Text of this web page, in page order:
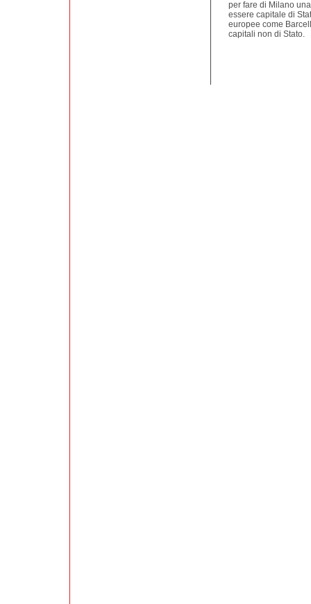
per fare di Milano
essere capitale di
europee come
capitali non di Stato.